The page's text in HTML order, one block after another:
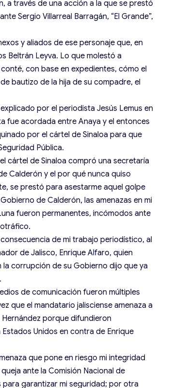
a través de una acción a la que se prestó
Sergio Villarreal Barragán, “El Grande”,
y aliados de ese personaje que, en
Beltrán Leyva. Lo que molestó a
con base en expedientes, cómo el
bautizo de la hija de su compadre, el
por el periodista Jesús Lemus en
fue acordada entre Anaya y el entonces
por el cártel de Sinaloa para que
Pública.
cártel de Sinaloa compró una secretaría
Calderón y el por qué nunca quiso
se prestó para asestarme aquel golpe
de Calderón, las amenazas en mi
fueron permanentes, incómodos ante
de mi trabajo periodístico, al
de Jalisco, Enrique Alfaro, quien
corrupción de su Gobierno dijo que ya
de comunicación fueron múltiples
que el mandatario jalisciense amenaza a
porque difundieron
Unidos en contra de Enrique
que pone en riesgo mi integridad
ante la Comisión Nacional de
para garantizar mi seguridad; por otra